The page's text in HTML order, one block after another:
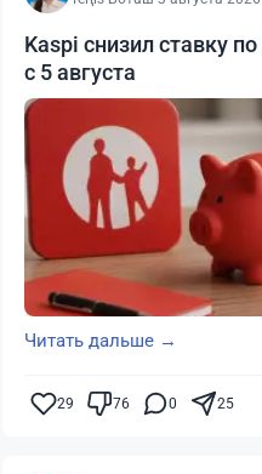
Kaspi снизил ставку
с 5 августа
Читать дальше →
29 76 0 25